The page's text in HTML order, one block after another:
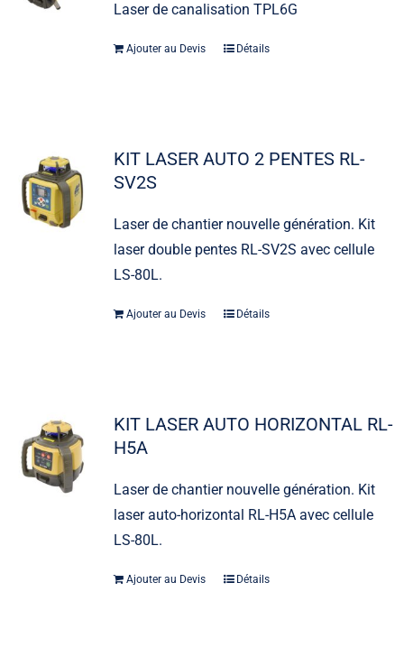
Laser de canalisation TPL6G
Ajouter au Devis Détails
KIT LASER AUTO 2 PENTES RL-
SV2S
Laser de chantier nouvelle génération. Kit
laser double pentes RL-SV2S avec cellule
LS-80L.
Ajouter au Devis Détails
KIT LASER AUTO HORIZONTAL RL-
H5A
Laser de chantier nouvelle génération. Kit
laser auto-horizontal RL-H5A avec cellule
LS-80L.
Ajouter au Devis Détails